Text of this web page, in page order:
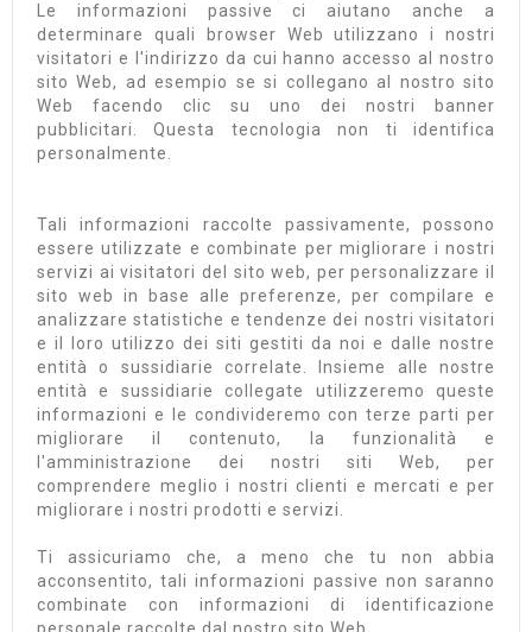
Le informazioni passive ci aiutano anche a
determinare quali browser Web utilizzano i nostri
visitatori e l'indirizzo da cui hanno accesso al nostro
sito Web, ad esempio se si collegano al nostro sito
Web facendo clic su uno dei nostri banner
pubblicitari. Questa tecnologia non ti identifica
personalmente.
Tali informazioni raccolte passivamente, possono
essere utilizzate e combinate per migliorare i nostri
servizi ai visitatori del sito web, per personalizzare il
sito web in base alle preferenze, per compilare e
analizzare statistiche e tendenze dei nostri visitatori
e il loro utilizzo dei siti gestiti da noi e dalle nostre
entità o sussidiarie correlate. Insieme alle nostre
entità e sussidiarie collegate utilizzeremo queste
informazioni e le condivideremo con terze parti per
migliorare il contenuto, la funzionalità e
l'amministrazione dei nostri siti Web, per
comprendere meglio i nostri clienti e mercati e per
migliorare i nostri prodotti e servizi.
Ti assicuriamo che, a meno che tu non abbia
acconsentito, tali informazioni passive non saranno
combinate con informazioni di identificazione